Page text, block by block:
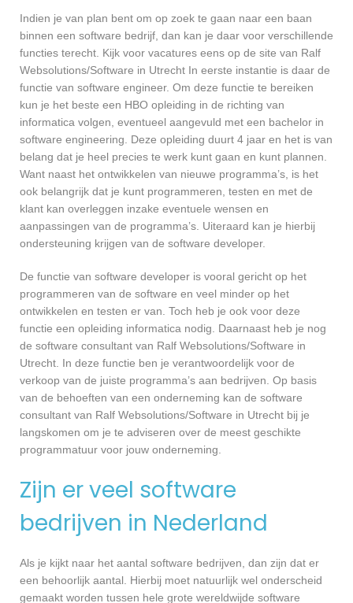
Indien je van plan bent om op zoek te gaan naar een baan
binnen een software bedrijf, dan kan je daar voor verschillende
functies terecht. Kijk voor vacatures eens op de site van Ralf
Websolutions/Software in Utrecht In eerste instantie is daar de
functie van software engineer. Om deze functie te bereiken
kun je het beste een HBO opleiding in de richting van
informatica volgen, eventueel aangevuld met een bachelor in
software engineering. Deze opleiding duurt 4 jaar en het is van
belang dat je heel precies te werk kunt gaan en kunt plannen.
Want naast het ontwikkelen van nieuwe programma’s, is het
ook belangrijk dat je kunt programmeren, testen en met de
klant kan overleggen inzake eventuele wensen en
aanpassingen van de programma’s. Uiteraard kan je hierbij
ondersteuning krijgen van de software developer.
De functie van software developer is vooral gericht op het
programmeren van de software en veel minder op het
ontwikkelen en testen er van. Toch heb je ook voor deze
functie een opleiding informatica nodig. Daarnaast heb je nog
de software consultant van Ralf Websolutions/Software in
Utrecht. In deze functie ben je verantwoordelijk voor de
verkoop van de juiste programma’s aan bedrijven. Op basis
van de behoeften van een onderneming kan de software
consultant van Ralf Websolutions/Software in Utrecht bij je
langskomen om je te adviseren over de meest geschikte
programmatuur voor jouw onderneming.
Zijn er veel software
bedrijven in Nederland
Als je kijkt naar het aantal software bedrijven, dan zijn dat er
een behoorlijk aantal. Hierbij moet natuurlijk wel onderscheid
gemaakt worden tussen hele grote wereldwijde software